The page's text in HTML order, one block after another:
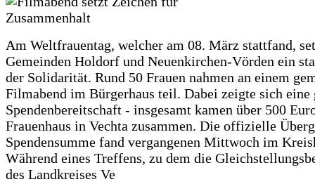
Am Weltfrauentag, welcher am 08. März stattfand,
Gemeinden Holdorf und Neuenkirchen-Vörden ein
der Solidarität. Rund 50 Frauen nahmen an einem
Filmabend im Bürgerhaus teil. Dabei zeigte sich eine
Spendenbereitschaft - insgesamt kamen über 500
Frauenhaus in Vechta zusammen. Die offizielle
Spendensumme fand vergangenen Mittwoch im
Während eines Treffens, zu dem die
des Landkreises Ve